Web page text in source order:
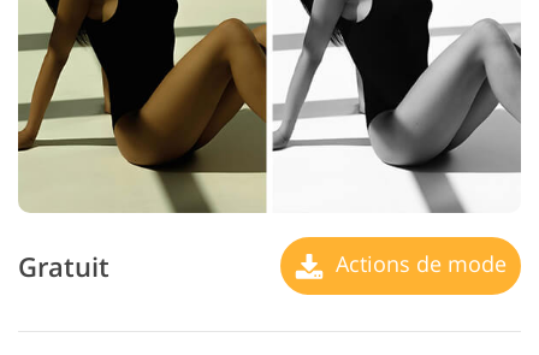
Gratuit Actions de mode